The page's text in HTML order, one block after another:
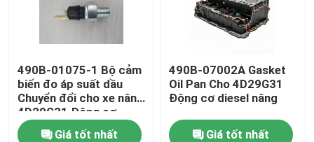
490B-01075-1 Bộ cảm
biến đo áp suất dầu
Chuyển đổi cho xe nâng
4D29G31 Động cơ
diesel
Giá tốt nhất
490B-07002A Gasket
Oil Pan Cho 4D29G31
Động cơ diesel nâng
Giá tốt nhất